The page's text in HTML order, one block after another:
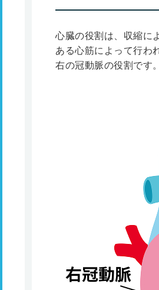
心臓の役割は、収縮に
ある心筋によって行わ
右の冠動脈の役割です。